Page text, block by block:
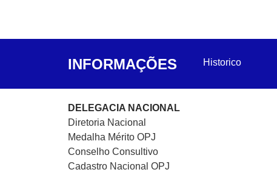
INFORMAÇÕES Historico
DELEGACIA NACIONAL
Diretoria Nacional
Medalha Mérito OPJ
Conselho Consultivo
Cadastro Nacional OPJ